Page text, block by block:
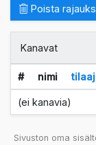
Poista
Kanavat
# nimi
(ei kanavia)
Sivuston oma